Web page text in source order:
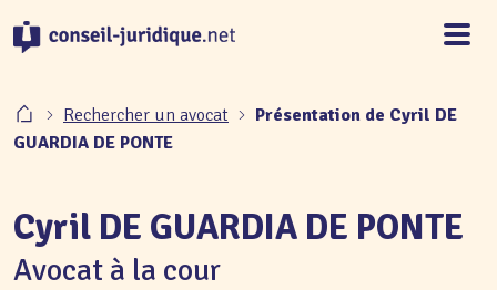
Rechercher un avocat
Présentation de Cyril DE
GUARDIA DE PONTE
Cyril DE GUARDIA DE PONTE
Avocat à la cour